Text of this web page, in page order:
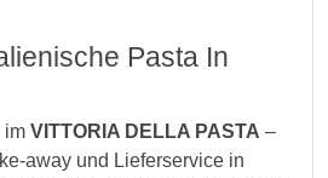
Pasta In
im VITTORIA DELLA PASTA –
away und Lieferservice in